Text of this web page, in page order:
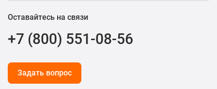
Оставайтесь на связи
+7 (800) 551-08-56
Задать вопрос